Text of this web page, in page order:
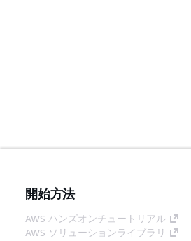
開始方法
AWS ハンズオンチュートリアル
AWS ソリューションライブラリ